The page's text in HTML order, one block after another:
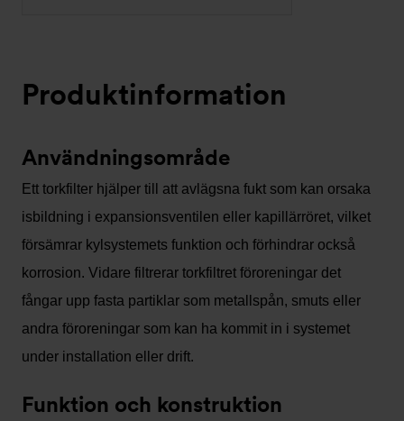
Produktinformation
Användningsområde
Ett torkfilter hjälper till att avlägsna fukt som kan orsaka
isbildning i expansionsventilen eller kapillärröret, vilket
försämrar kylsystemets funktion och förhindrar också
korrosion. Vidare filtrerar torkfiltret föroreningar det
fångar upp fasta partiklar som metallspån, smuts eller
andra föroreningar som kan ha kommit in i systemet
under installation eller drift.
Funktion och konstruktion